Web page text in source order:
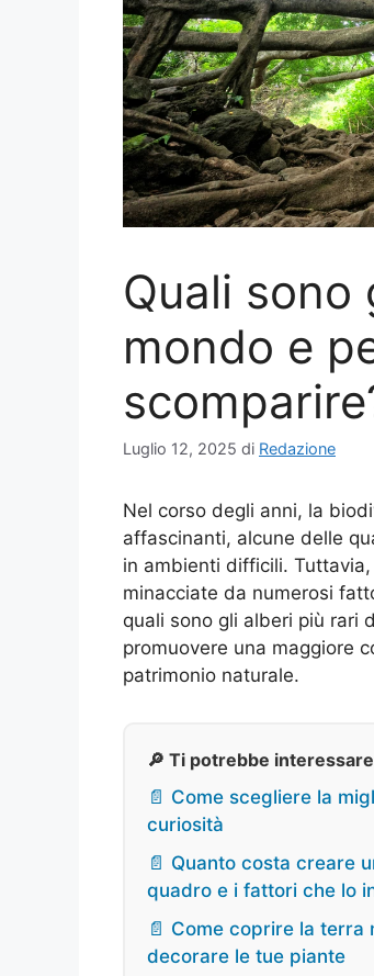
Quali sono
mondo e
Luglio 12, 2025 di Redazione
Nel corso degli anni, la
affascinanti, alcune delle
in ambienti difficili.
minacciate da numerosi
quali sono gli alberi più rari
promuovere una maggiore
patrimonio naturale.
🔎 Ti potrebbe
📄 Come scegliere la
curiosità
📄 Quanto costa creare
quadro e i fattori che lo
📄 Come coprire la
decorare le tue piante